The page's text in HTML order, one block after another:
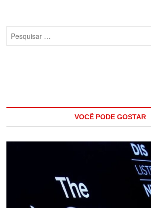
VOCÊ PODE GOSTAR